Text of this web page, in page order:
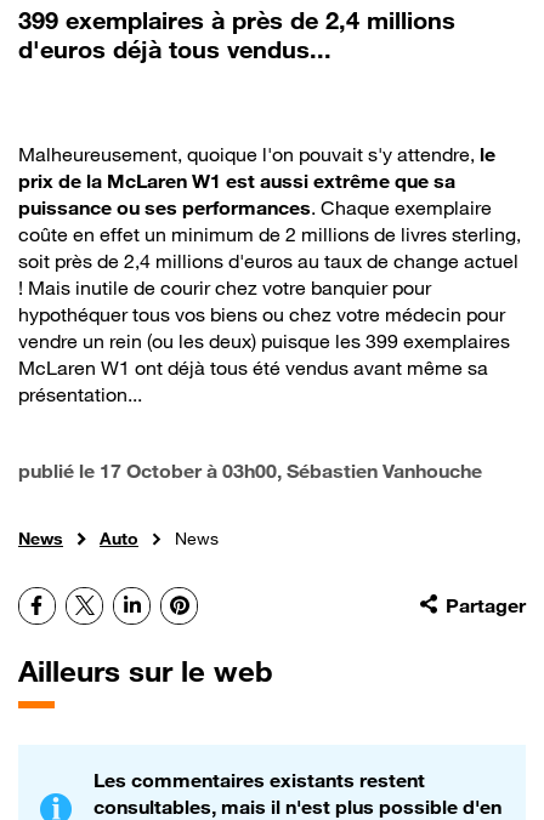
399 exemplaires à près de 2,4 millions
d'euros déjà tous vendus...
Malheureusement, quoique l'on pouvait s'y attendre, le
prix de la McLaren W1 est aussi extrême que sa
puissance ou ses performances. Chaque exemplaire
coûte en effet un minimum de 2 millions de livres sterling,
soit près de 2,4 millions d'euros au taux de change actuel
! Mais inutile de courir chez votre banquier pour
hypothéquer tous vos biens ou chez votre médecin pour
vendre un rein (ou les deux) puisque les 399 exemplaires
McLaren W1 ont déjà tous été vendus avant même sa
présentation...
publié le 17 October à 03h00, Sébastien Vanhouche
News Auto News
Partager
Facebook
X LinkedInPinterest
Ailleurs sur le web
Les commentaires existants restent
consultables, mais il n'est plus possible d'en